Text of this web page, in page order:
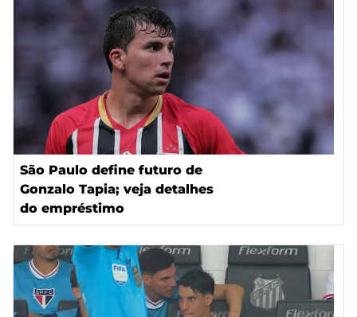
São Paulo define futuro de
Gonzalo Tapia; veja detalhes
do empréstimo